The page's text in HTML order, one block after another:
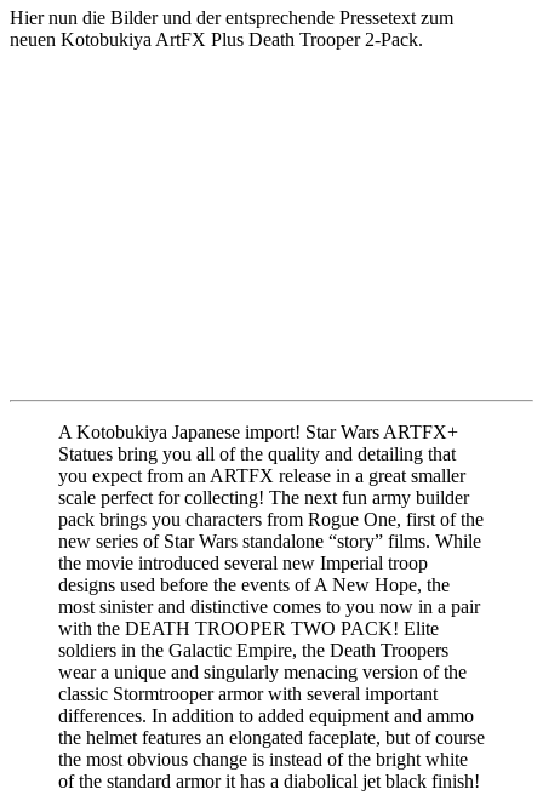
Hier nun die Bilder und der entsprechende Pressetext zum
neuen Kotobukiya ArtFX Plus Death Trooper 2-Pack.
A Kotobukiya Japanese import! Star Wars ARTFX+
Statues bring you all of the quality and detailing that
you expect from an ARTFX release in a great smaller
scale perfect for collecting! The next fun army builder
pack brings you characters from Rogue One, first of the
new series of Star Wars standalone “story” films. While
the movie introduced several new Imperial troop
designs used before the events of A New Hope, the
most sinister and distinctive comes to you now in a pair
with the DEATH TROOPER TWO PACK! Elite
soldiers in the Galactic Empire, the Death Troopers
wear a unique and singularly menacing version of the
classic Stormtrooper armor with several important
differences. In addition to added equipment and ammo
the helmet features an elongated faceplate, but of course
the most obvious change is instead of the bright white
of the standard armor it has a diabolical jet black finish!